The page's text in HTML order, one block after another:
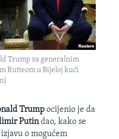
Trump sa generalnim
Rutteom u Bijeloj kući
Trump ocijenio je da
Putindao, kako se
o mogućem